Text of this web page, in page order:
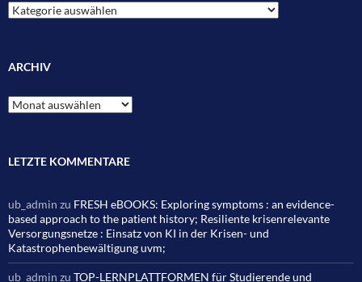
Kategorien
ARCHIV
Archiv
LETZTE KOMMENTARE
ub_admin zu FRESH eBOOKS: Exploring symptoms : an evidence-
based approach to the patient history; Resiliente krisenrelevante
Versorgungsnetze : Einsatz von KI in der Krisen- und
Katastrophenbewältigung uvm;
ub_admin zu TOP-LERNPLATTFORMEN für Studierende und